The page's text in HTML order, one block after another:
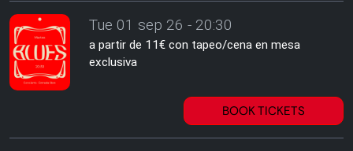
Tue 01 sep 26 - 20:30
a partir de 11€ con tapeo/cena en mesa
exclusiva
BOOK TICKETS